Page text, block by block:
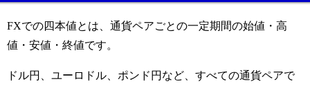
FXでの四本値とは、通貨ペアごとの一定期間の始値・高
値・安値・終値です。
ドル円、ユーロドル、ポンド円など、すべての通貨ペアで